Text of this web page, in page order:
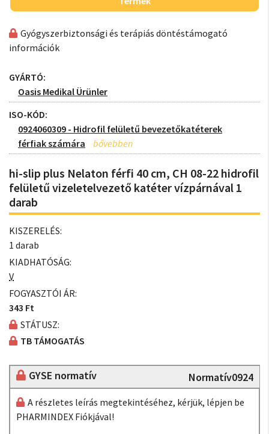
Gyógyszerbiztonsági és terápiás döntéstámogató
információk
GYÁRTÓ:
Oasis Medikal Ürünler
ISO-KÓD:
0924060309 - Hidrofil felületű bevezetőkatéterek
férfiak számára
hi-slip plus Nelaton férfi 40 cm, CH 08-22 hidrofil
felületű vizeletelvezető katéter vízpárnával 1
darab
KISZERELÉS:
1 darab
KIADHATÓSÁG:
V
FOGYASZTÓI ÁR:
343 Ft
STÁTUSZ:
TB TÁMOGATÁS
GYSE normatív Normatív0924
A részletes leírás megtekintéséhez, kérjük, lépjen be
PHARMINDEX Fiókjával!